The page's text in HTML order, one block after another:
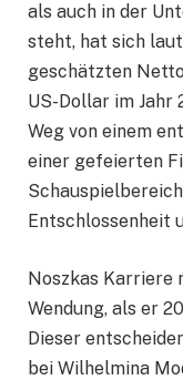
als auch in der
steht, hat sich
geschätzten
US-Dollar im Jahr
Weg von einem
einer gefeierten
Entschlossenheit
Noszkas Karriere
Wendung, als er
Dieser
bei Wilhelmina